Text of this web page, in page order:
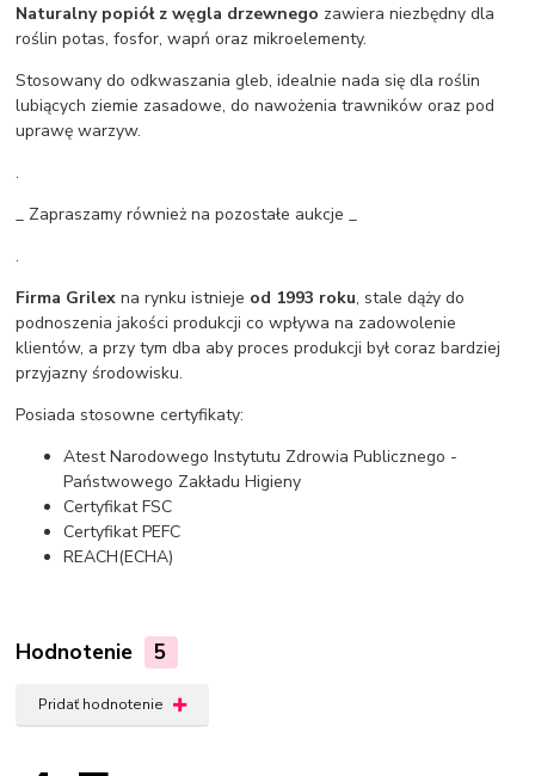
Naturalny popiół z węgla drzewnego zawiera niezbędny dla
roślin potas, fosfor, wapń oraz mikroelementy.
Stosowany do odkwaszania gleb, idealnie nada się dla roślin
lubiących ziemie zasadowe, do nawożenia trawników oraz pod
uprawę warzyw.
.
_ Zapraszamy również na pozostałe aukcje _
.
Firma Grilex na rynku istnieje od 1993 roku, stale dąży do
podnoszenia jakości produkcji co wpływa na zadowolenie
klientów, a przy tym dba aby proces produkcji był coraz bardziej
przyjazny środowisku.
Posiada stosowne certyfikaty:
Atest Narodowego Instytutu Zdrowia Publicznego -
Państwowego Zakładu Higieny
Certyfikat FSC
Certyfikat PEFC
REACH(ECHA)
Hodnotenie 5
Pridať hodnotenie